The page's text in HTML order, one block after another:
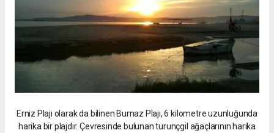
Erniz Plajı olarak da bilinen Burnaz Plajı, 6 kilometre uzunluğunda
harika bir plajdır. Çevresinde bulunan turunçgil ağaçlarının harika